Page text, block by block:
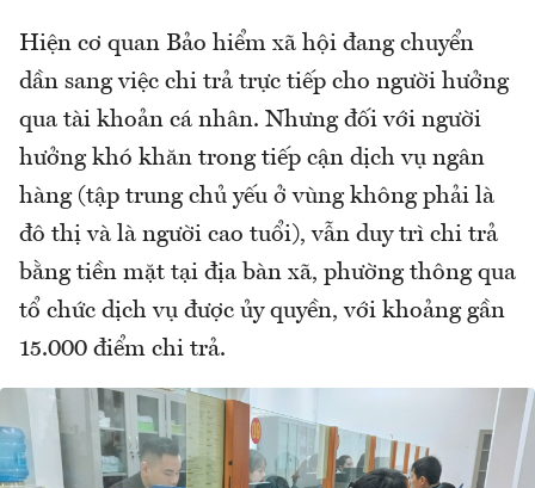
Hiện cơ quan Bảo hiểm xã hội đang chuyển
dần sang việc chi trả trực tiếp cho người hưởng
qua tài khoản cá nhân. Nhưng đối với người
hưởng khó khăn trong tiếp cận dịch vụ ngân
hàng (tập trung chủ yếu ở vùng không phải là
đô thị và là người cao tuổi), vẫn duy trì chi trả
bằng tiền mặt tại địa bàn xã, phường thông qua
tổ chức dịch vụ được ủy quyền, với khoảng gần
15.000 điểm chi trả.